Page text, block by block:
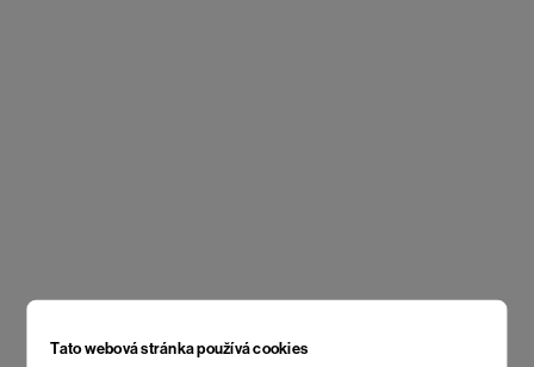
Tato webová stránka používá cookies